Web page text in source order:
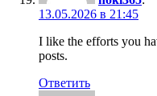
13.05.2026 в 21:45
I like the efforts you
posts.
Ответить